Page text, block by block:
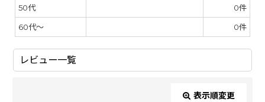
50代 0件
60代～ 0件
レビュー一覧
表示順変更